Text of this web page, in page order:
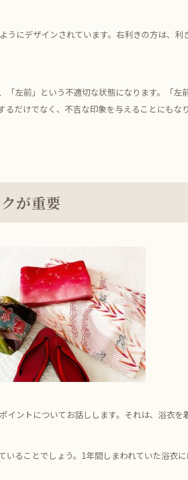
にデザインされています。右利きの方は、
左前」という不適切な状態になります。「
だけでなく、不吉な印象を与えることにも
が重要
ントについてお話しします。それは、浴衣を
ることでしょう。1年間しまわれていた浴衣